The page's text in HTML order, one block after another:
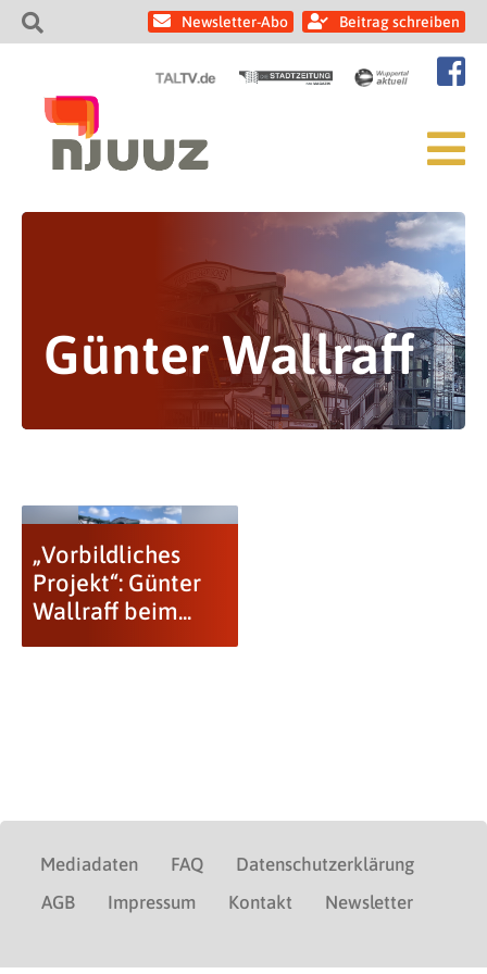
Newsletter-Abo Beitrag schreiben
Günter Wallraff
„Vorbildliches
Projekt“: Günter
Wallraff beim...
Mediadaten FAQ
Datenschutzerklärung
AGB
Impressum Kontakt Newsletter